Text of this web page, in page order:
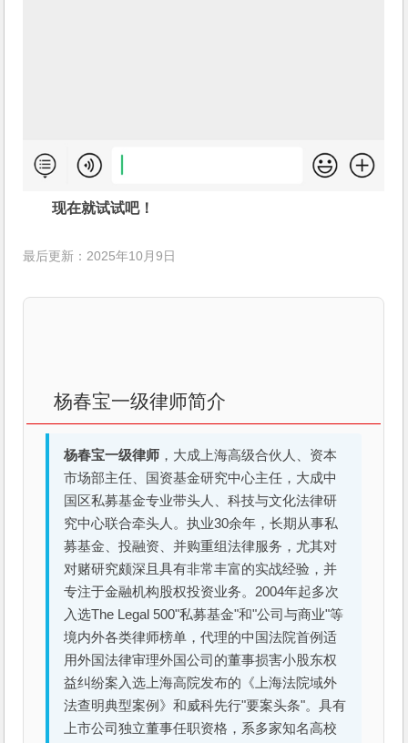
现在就试试吧！
最后更新：2025年10月9日
杨春宝一级律师简介
杨春宝一级律师 ，大成上海高级合伙人、资本
市场部主任、国资基金研究中心主任，大成中
国区私募基金专业带头人、科技与文化法律研
究中心联合牵头人。执业30余年，长期从事私
募基金、投融资、并购重组法律服务，尤其对
对赌研究颇深且具有非常丰富的实战经验，并
专注于金融机构股权投资业务。2004年起多次
入选The Legal 500"私募基金"和"公司与商业"等
境内外各类律师榜单，代理的中国法院首例适
用外国法律审理外国公司的董事损害小股东权
益纠纷案入选上海高院发布的《上海法院域外
法查明典型案例》和威科先行"要案头条"。具有
上市公司独立董事任职资格，系多家知名高校